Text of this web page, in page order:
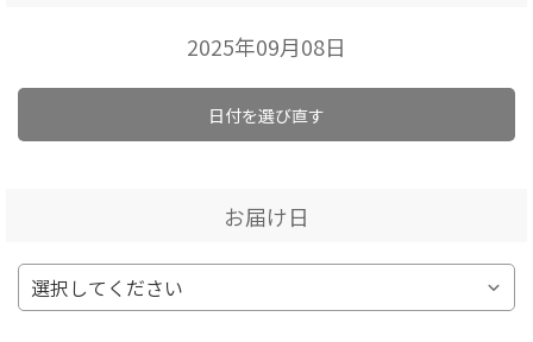
2025年09月08日
日付を選び直す
お届け日